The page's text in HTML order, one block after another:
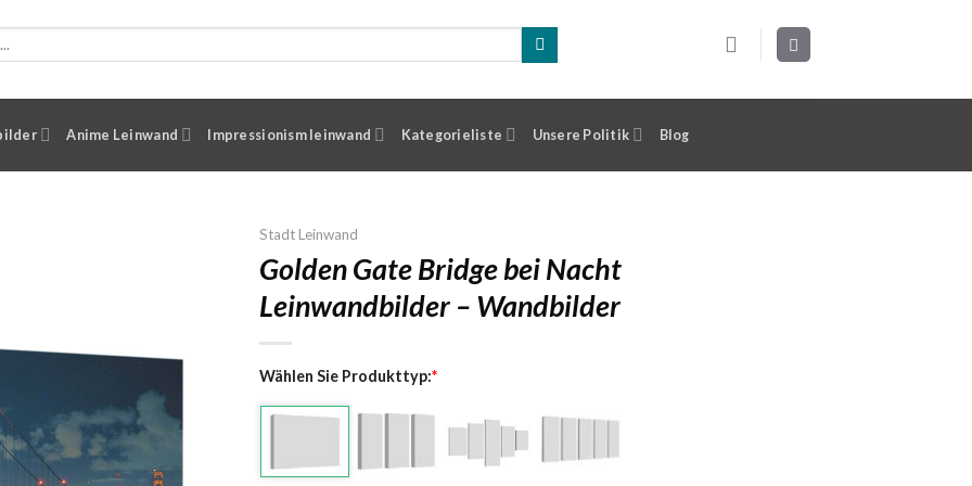
Anime Leinwand Impressionism leinwand Kategorieliste Unsere Politik Blog
Stadt Leinwand
Golden Gate Bridge bei Nacht
Leinwandbilder – Wandbilder
Wählen Sie Produkttyp:*